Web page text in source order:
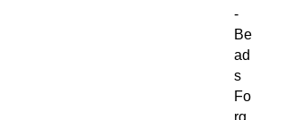
-
Be
ad
s
Fo
rg